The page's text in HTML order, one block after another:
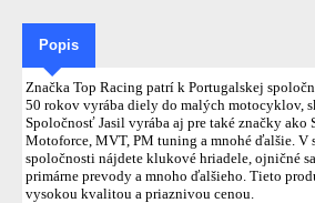
Popis
Značka Top Racing patrí k Portugalskej
50 rokov vyrába diely do malých motocyklov,
Spoločnosť Jasil vyrába aj pre také značky ako
Motoforce, MVT, PM tuning a mnohé ďalšie. V
spoločnosti nájdete klukové hriadele, ojničné
primárne prevody a mnoho ďalšieho. Tieto
vysokou kvalitou a priaznivou cenou.